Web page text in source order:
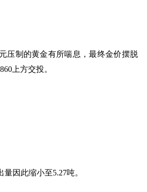
压制的黄金有所喘息，最终金价摆脱
上方交投。
因此缩小至5.27吨。